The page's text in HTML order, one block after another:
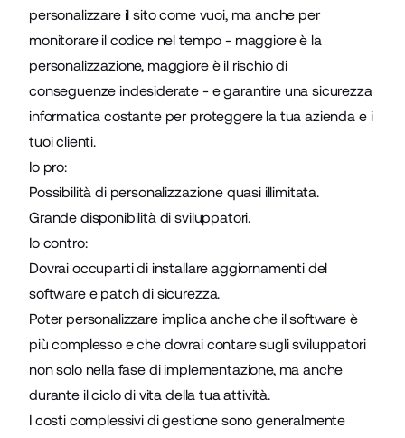
personalizzare il sito come vuoi, ma anche per
monitorare il codice nel tempo - maggiore è la
personalizzazione, maggiore è il rischio di
conseguenze indesiderate - e garantire una sicurezza
informatica costante per proteggere la tua azienda e i
tuoi clienti.
Io pro:
Possibilità di personalizzazione quasi illimitata.
Grande disponibilità di sviluppatori.
Io contro:
Dovrai occuparti di installare aggiornamenti del
software e patch di sicurezza.
Poter personalizzare implica anche che il software è
più complesso e che dovrai contare sugli sviluppatori
non solo nella fase di implementazione, ma anche
durante il ciclo di vita della tua attività.
I costi complessivi di gestione sono generalmente